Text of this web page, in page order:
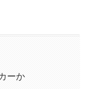
ーか